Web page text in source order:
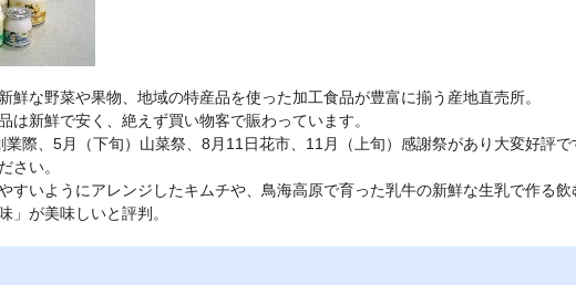
鮮な野菜や果物、地域の特産品を使った加工食品が豊富に揃う産地直売所。
は新鮮で安く、絶えず買い物客で賑わっています。
際、5月（下旬）山菜祭、8月11日花市、11月（上旬）感謝祭があり大変好評で
さい。
すいようにアレンジしたキムチや、鳥海高原で育った乳牛の新鮮な生乳で作る
」が美味しいと評判。